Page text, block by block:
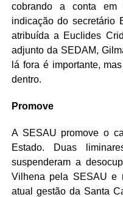
cobrando a conta em
indicação do secretário
atribuída a Euclides
adjunto da SEDAM,
lá fora é importante,
dentro.
Promove
A SESAU promove o
Estado. Duas
suspenderam a
Vilhena pela SESAU e
atual gestão da Santa